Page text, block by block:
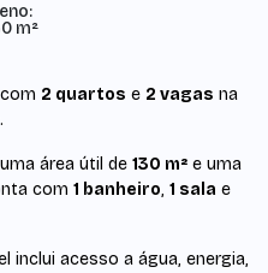
m²
2 quartos e 2 vagas na
área útil de 130 m² e uma
com 1 banheiro, 1 sala e
inclui acesso a água, energia,